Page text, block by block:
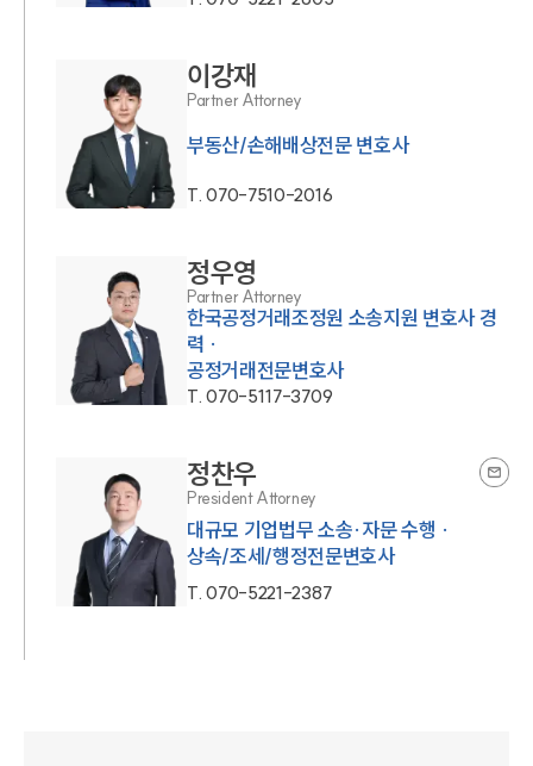
이강재
Partner Attorney
부동산/손해배상전문 변호사
T.070-7510-2016
정우영
Partner Attorney
한국공정거래조정원 소송지원 변호사 경
력 ·
공정거래전문변호사
T.070-5117-3709
정찬우
President Attorney
대규모 기업법무 소송·자문 수행 ·
상속/조세/행정전문변호사
T.070-5221-2387